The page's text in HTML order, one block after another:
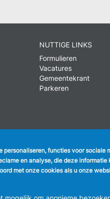
NUTTIGE LINKS
Formulieren
Vacatures
Gemeentekrant
Parkeren
ANDERLECHT
info@anderlecht.brussels
functies voor
en analyse, die deze
met onze cookies als u onze